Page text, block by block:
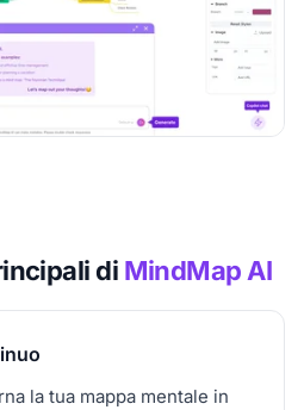
di MindMap AI
la tua mappa mentale in